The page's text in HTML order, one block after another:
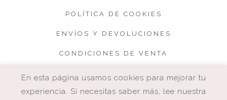
POLÍTICA DE COOKIES
ENVÍOS Y DEVOLUCIONES
CONDICIONES DE VENTA
En esta página usamos cookies para mejorar tu
experiencia. Si necesitas saber más, lee nuestra